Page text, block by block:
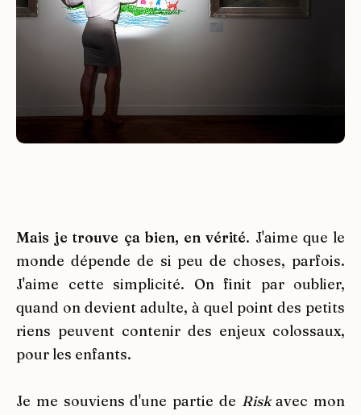
Mais je trouve ça bien, en vérité. J'aime que le
monde dépende de si peu de choses, parfois.
J'aime cette simplicité. On finit par oublier,
quand on devient adulte, à quel point des petits
riens peuvent contenir des enjeux colossaux,
pour les enfants.
Je me souviens d'une partie de Riskavec mon